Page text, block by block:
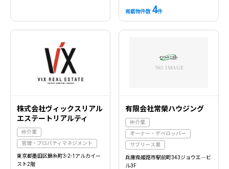
掲載物件数 4件
株式会社ヴィックスリアル
エステートリアルティ
仲介業
管理・プロパティマネジメント
東京都墨田区錦糸町3-2-1アルカイー
スト2階
有限会社常榮ハウジング
仲介業
オーナー・デベロッパー
サブリース業
兵庫県姫路市駅前町343ジョウエ―ビ
ル3F